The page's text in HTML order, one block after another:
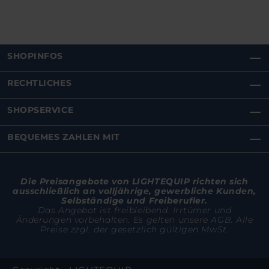
SHOPINFOS
RECHTLICHES
SHOPSERVICE
BEQUEMES ZAHLEN MIT
Die Preisangebote von LIGHTEQUIP richten sich
ausschließlich an volljährige, gewerbliche Kunden,
Selbständige und Freiberufler.
Das Angebot ist freibleibend. Irrtümer und
Änderungen vorbehalten. Es gelten unsere AGB. Alle
Preise zzgl. der gesetzlich gültigen MwSt.